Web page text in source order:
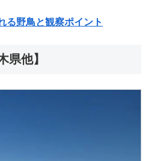
る野鳥と観察ポイント
県他】